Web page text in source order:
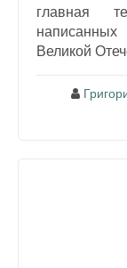
главная
Великой